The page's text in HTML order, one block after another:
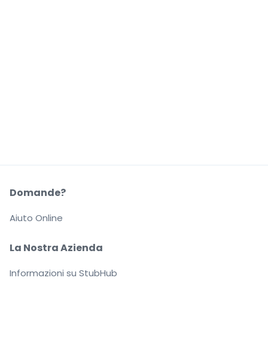
La Nostra Azienda
Informazioni su StubHub
Domande?
Aiuto Online